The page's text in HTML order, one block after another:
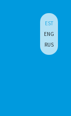
EST
ENG
RUS